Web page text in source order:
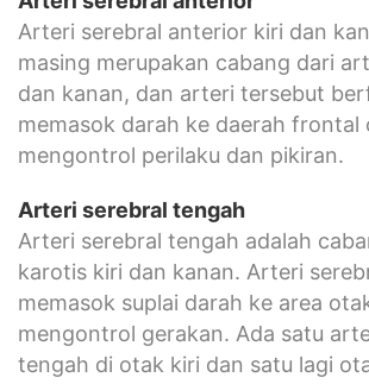
Arteri serebral anterior kiri dan
masing merupakan cabang dari
dan kanan, dan arteri tersebut
memasok darah ke daerah frontal
mengontrol perilaku dan pikiran.
Arteri serebral tengah
Arteri serebral tengah adalah
karotis kiri dan kanan. Arteri
memasok suplai darah ke area
mengontrol gerakan. Ada satu
tengah di otak kiri dan satu lagi